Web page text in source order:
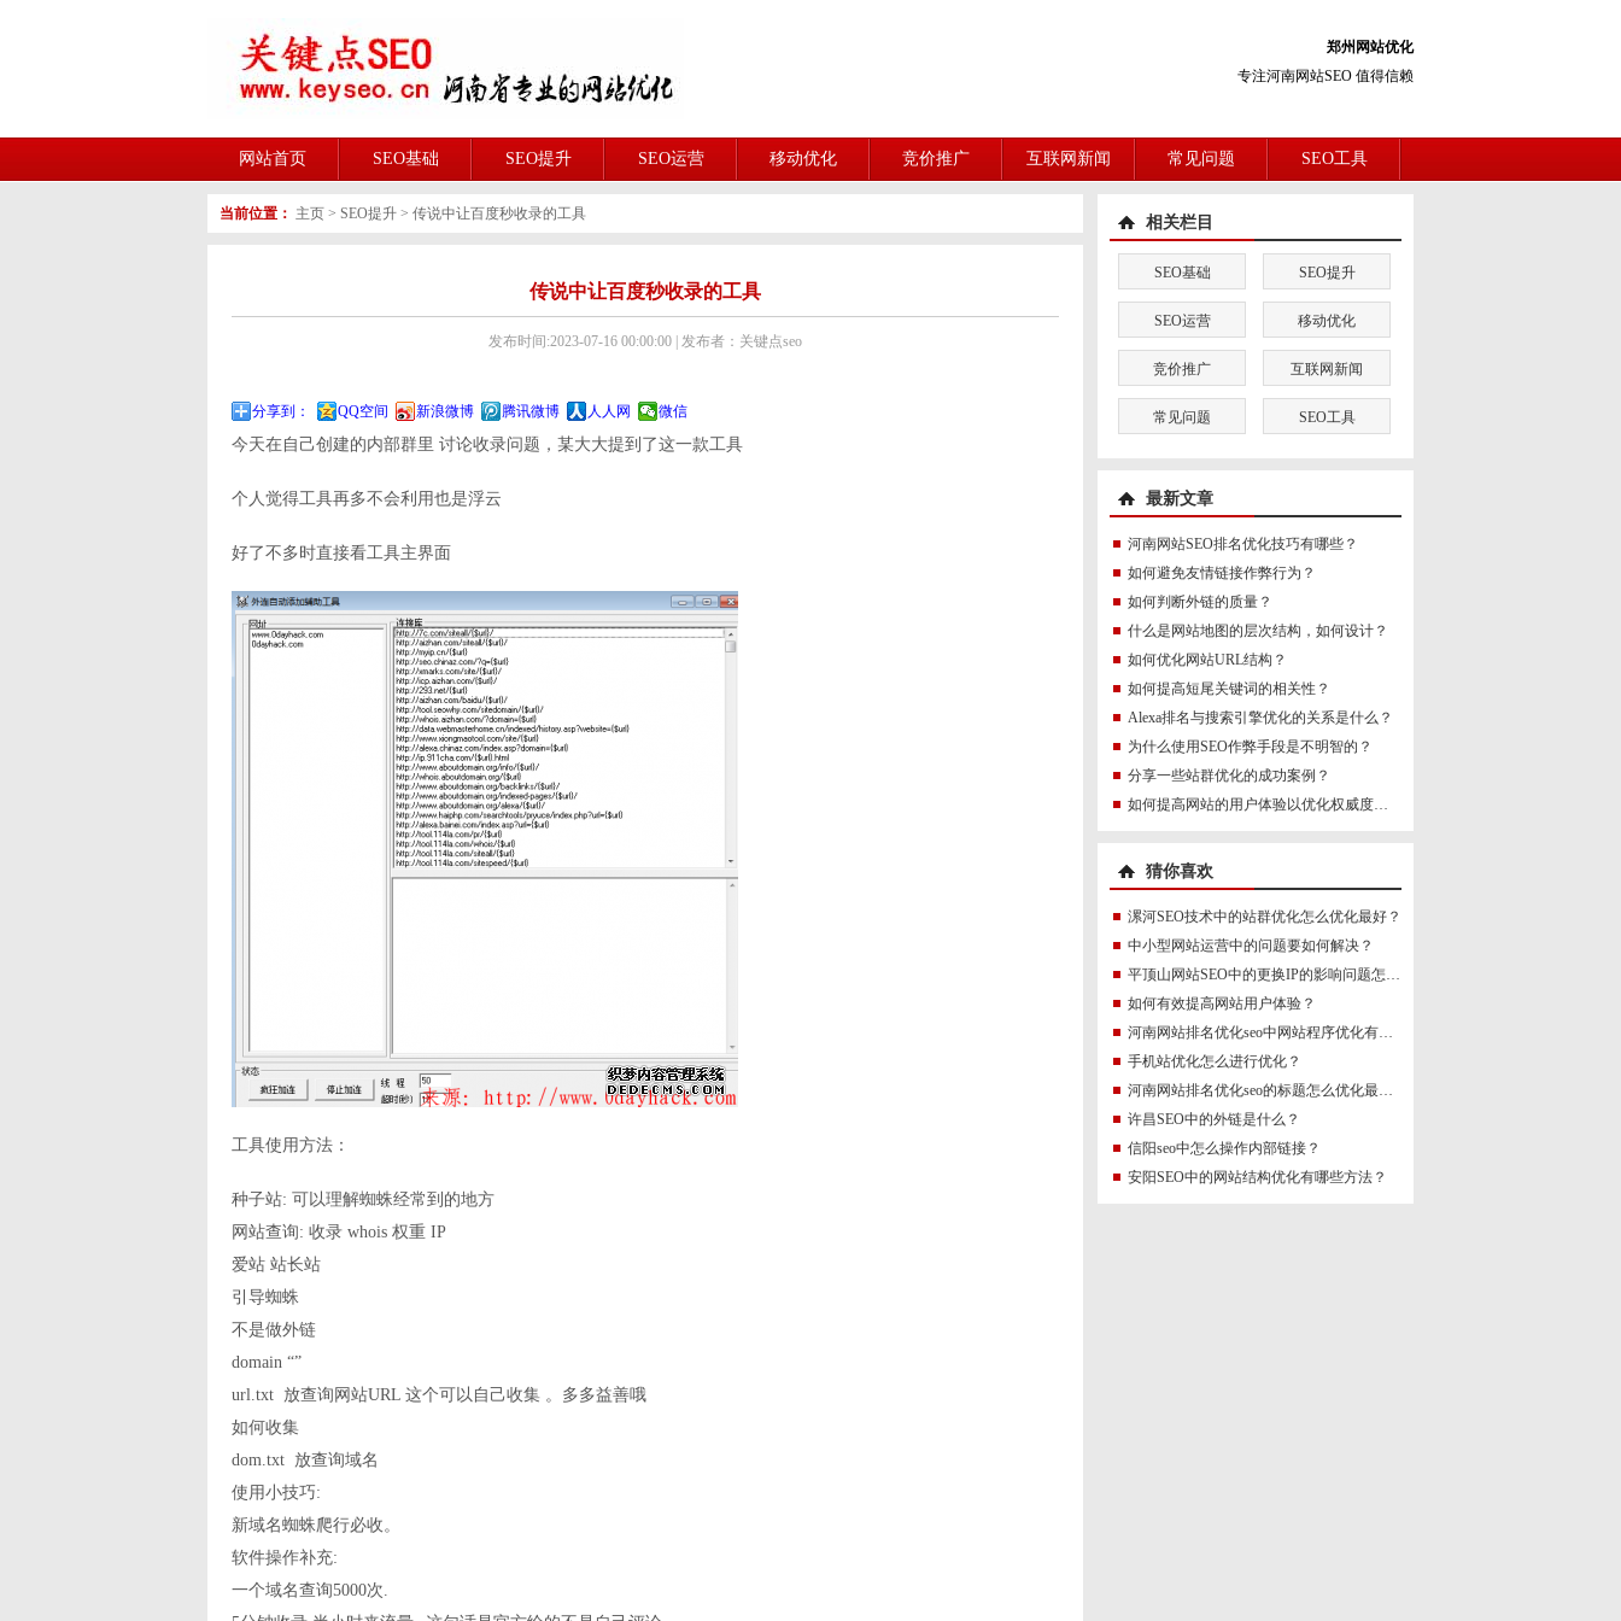
郑州网站优化
专注河南网站SEO 值得信赖
网站首页 SEO基础 SEO提升 SEO运营 移动优化 竞价推广 互联网新闻 常见问题 SEO工具
当前位置： 主页 > SEO提升 > 传说中让百度秒收录的工具
传说中让百度秒收录的工具
发布时间:2023-07-16 00:00:00 | 发布者：关键点seo
分享到： QQ空间 新浪微博 腾讯微博 人人网 微信
今天在自己创建的内部群里 讨论收录问题，某大大提到了这一款工具
个人觉得工具再多不会利用也是浮云
好了不多时直接看工具主界面
工具使用方法：
种子站: 可以理解蜘蛛经常到的地方
网站查询: 收录 whois 权重 IP
爱站 站长站
引导蜘蛛
不是做外链
domain “”
url.txt 放查询网站URL 这个可以自己收集 。多多益善哦
如何收集
dom.txt 放查询域名
使用小技巧:
新域名蜘蛛爬行必收。
软件操作补充:
一个域名查询5000次.
相关栏目
SEO基础 SEO提升
SEO运营 移动优化
竞价推广 互联网新闻
常见问题 SEO工具
最新文章
河南网站SEO排名优化技巧有哪些？
如何避免友情链接作弊行为？
如何判断外链的质量？
什么是网站地图的层次结构，如何设计？
如何优化网站URL结构？
如何提高短尾关键词的相关性？
Alexa排名与搜索引擎优化的关系是什么？
为什么使用SEO作弊手段是不明智的？
分享一些站群优化的成功案例？
如何提高网站的用户体验以优化权威度讯号？
猜你喜欢
漯河SEO技术中的站群优化怎么优化最好？
中小型网站运营中的问题要如何解决？
平顶山网站SEO中的更换IP的影响问题怎么操作？
如何有效提高网站用户体验？
河南网站排名优化seo中网站程序优化有什么用？
手机站优化怎么进行优化？
河南网站排名优化seo的标题怎么优化最好？
许昌SEO中的外链是什么？
信阳seo中怎么操作内部链接？
安阳SEO中的网站结构优化有哪些方法？